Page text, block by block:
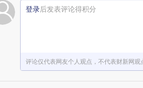
登录后发表评论得积分
评论仅代表网友个人观点，不代表财新网观